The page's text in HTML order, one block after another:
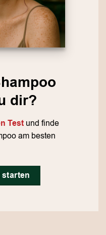
dir?
Testund finde
am besten